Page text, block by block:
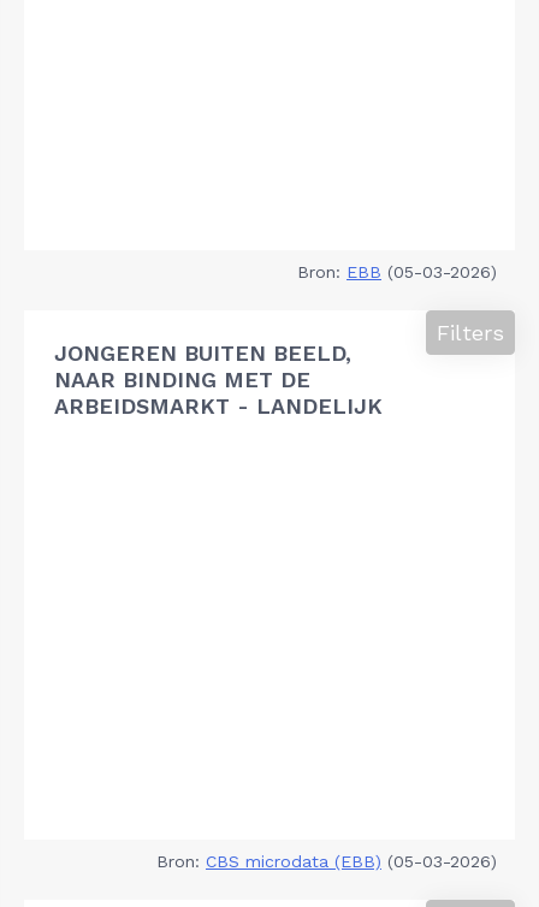
Bron: EBB (05-03-2026)
JONGEREN BUITEN BEELD,
NAAR BINDING MET DE
ARBEIDSMARKT - LANDELIJK
Filters
Bron: CBS microdata (EBB) (05-03-2026)